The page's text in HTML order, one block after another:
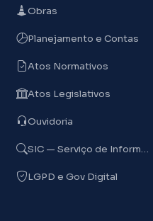
Obras
Planejamento e Contas
Atos Normativos
Atos Legislativos
Ouvidoria
SIC — Serviço de Informação
LGPD e Gov Digital